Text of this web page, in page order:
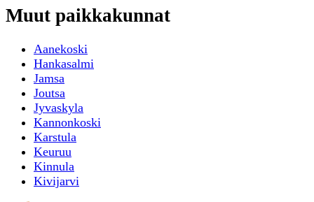
Muut paikkakunnat
Aanekoski
Hankasalmi
Jamsa
Joutsa
Jyvaskyla
Kannonkoski
Karstula
Keuruu
Kinnula
Kivijarvi